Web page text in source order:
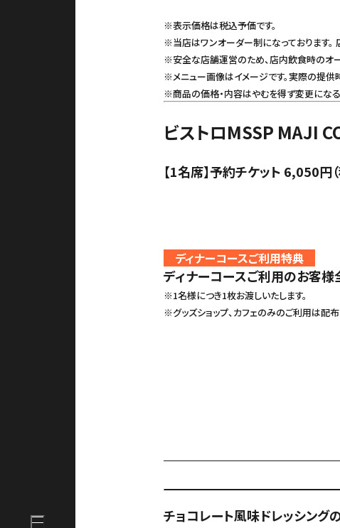
オンラインショップ
ONLINE SHOP 検索
English
※表示価格は税込予価です。
※当店はワンオーダー制になっております
※安全な店舗運営のため、店内飲食時のオ
※メニュー画像はイメージです。実際の提供
※商品の価格・内容はやむを得ず変更になる
ビストロMSSP MAJI
【1名席】予約チケット 6,050円
ディナーコースご利用特典
ディナーコースご利用のお客様
※1名様につき1枚お渡しいたします。
※グッズショップ、カフェのみのご利用は配布
チョコレート風味ドレッシング